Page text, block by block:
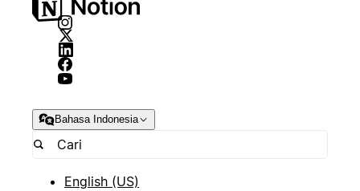
Bahasa Indonesia
English (US)